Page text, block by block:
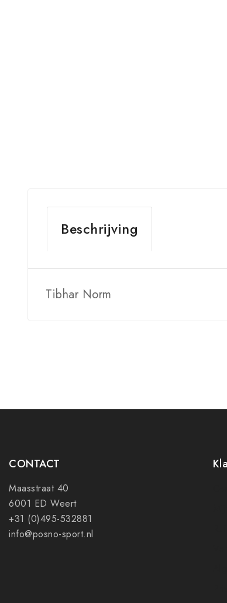
Beschrijving
Tibhar Norm
CONTACT
Maasstraat 40
6001 ED Weert
+31 (0)495-532881
info@posno-sport.nl